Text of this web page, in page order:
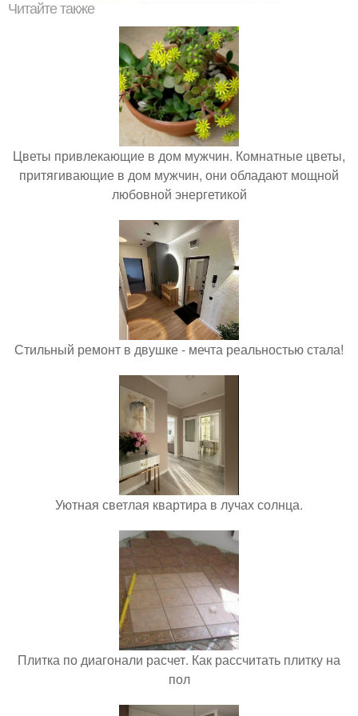
Читайте также
Цветы привлекающие в дом мужчин. Комнатные цветы,
притягивающие в дом мужчин, они обладают мощной
любовной энергетикой
Стильный ремонт в двушке - мечта реальностью стала!
Уютная светлая квартира в лучах солнца.
Плитка по диагонали расчет. Как рассчитать плитку на
пол